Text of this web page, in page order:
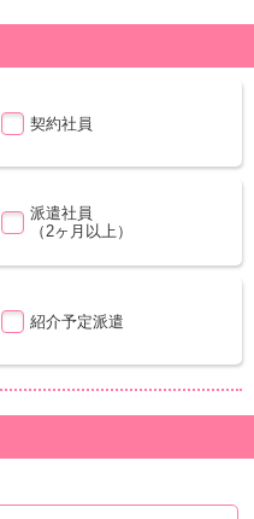
契約社員
派遣社員
（2ヶ月以上）
紹介予定派遣